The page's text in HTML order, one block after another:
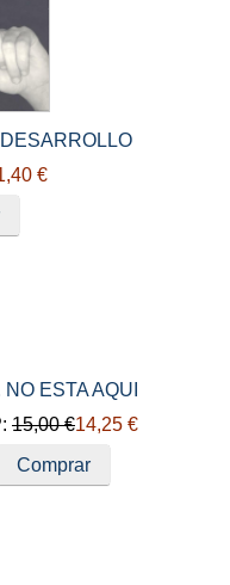
€
NO ESTA AQUI
15,00 €14,25 €
Comprar